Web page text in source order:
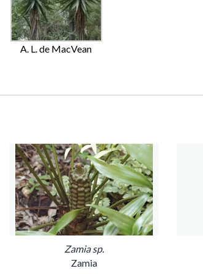
A. L. de MacVean
Zamia sp.
Zamia